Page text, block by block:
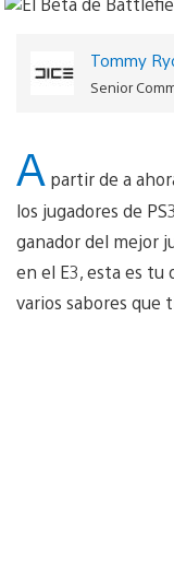
Tommy
Senior
A partir de a
los jugadores de
ganador del mejor
en el E3, esta es
varios sabores que